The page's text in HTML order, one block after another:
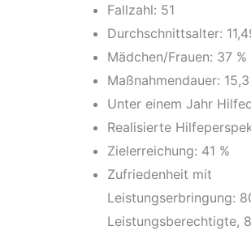
Fallzahl: 51
Durchschnittsalter:
Mädchen/Frauen: 37 %
Maßnahmendauer:
Unter einem Jahr
Realisierte
Zielerreichung: 41 %
Zufriedenheit mit
Leistungserbringung:
Leistungsberechtigte,